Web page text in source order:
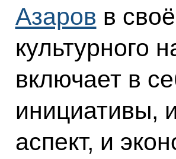
Азаров в
культурного
включает в
инициативы,
аспект, и